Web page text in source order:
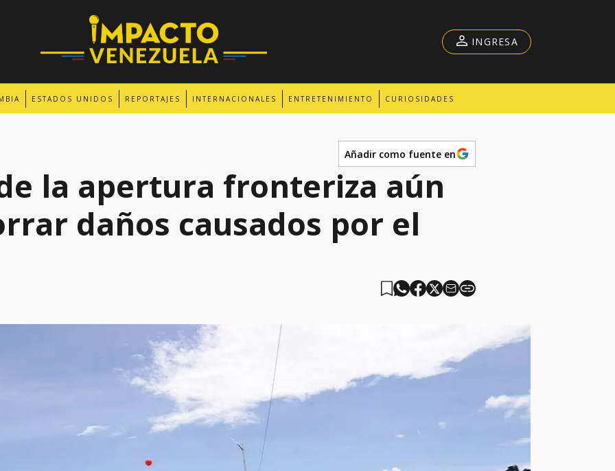
ESTADOS UNIDOS REPORTAJES INTERNACIONALES ENTRETENIMIENTO CURIOSIDADES
INGRESA
Añadir como fuente en
de la apertura fronteriza aún
daños causados por el